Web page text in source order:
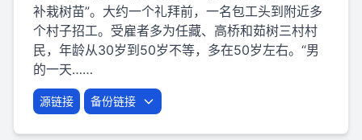
补栽树苗”。大约一个礼拜前，一名包工头到附近多
个村子招工。受雇者多为任藏、高桥和茹树三村村
民，年龄从30岁到50岁不等，多在50岁左右。“男
的一天……
源链接 备份链接